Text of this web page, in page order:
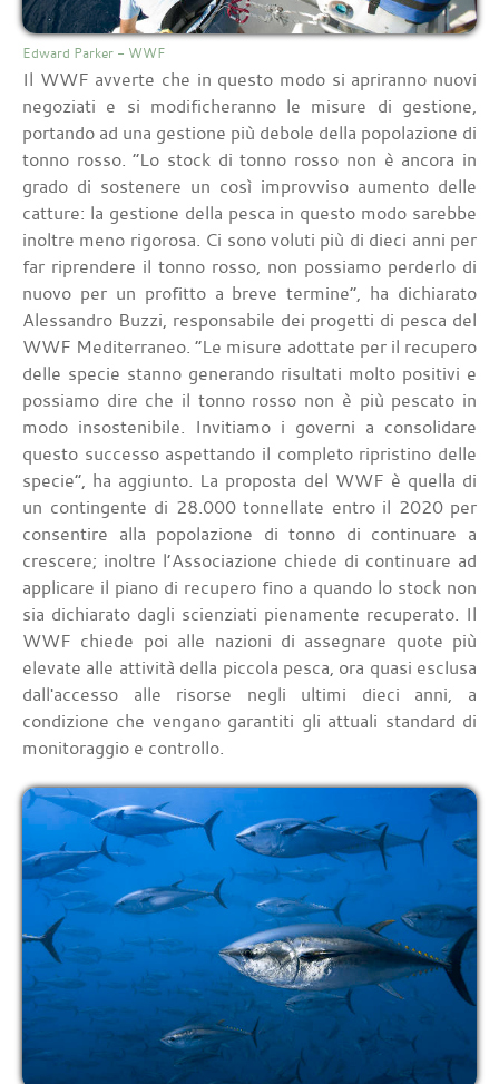
Edward Parker - WWF
Il WWF avverte che in questo modo si apriranno nuovi
negoziati e si modificheranno le misure di gestione,
portando ad una gestione più debole della popolazione di
tonno rosso. “Lo stock di tonno rosso non è ancora in
grado di sostenere un così improvviso aumento delle
catture: la gestione della pesca in questo modo sarebbe
inoltre meno rigorosa. Ci sono voluti più di dieci anni per
far riprendere il tonno rosso, non possiamo perderlo di
nuovo per un profitto a breve termine”, ha dichiarato
Alessandro Buzzi, responsabile dei progetti di pesca del
WWF Mediterraneo. “Le misure adottate per il recupero
delle specie stanno generando risultati molto positivi e
possiamo dire che il tonno rosso non è più pescato in
modo insostenibile. Invitiamo i governi a consolidare
questo successo aspettando il completo ripristino delle
specie”, ha aggiunto. La proposta del WWF è quella di
un contingente di 28.000 tonnellate entro il 2020 per
consentire alla popolazione di tonno di continuare a
crescere; inoltre l’Associazione chiede di continuare ad
applicare il piano di recupero fino a quando lo stock non
sia dichiarato dagli scienziati pienamente recuperato. Il
WWF chiede poi alle nazioni di assegnare quote più
elevate alle attività della piccola pesca, ora quasi esclusa
dall'accesso alle risorse negli ultimi dieci anni, a
condizione che vengano garantiti gli attuali standard di
monitoraggio e controllo.